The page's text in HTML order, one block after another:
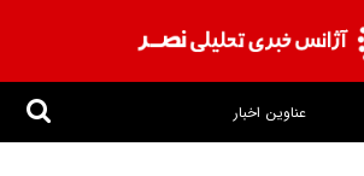
عناوین اخبار